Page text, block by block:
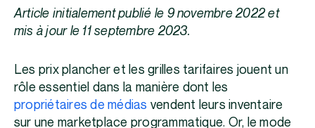
Article initialement publié le 9 novembre 2022 et
mis à jour le 11 septembre 2023.
Les prix plancher et les grilles tarifaires jouent un
rôle essentiel dans la manière dont les
propriétaires de médias vendent leurs inventaire
sur une marketplace programmatique. Or, le mode